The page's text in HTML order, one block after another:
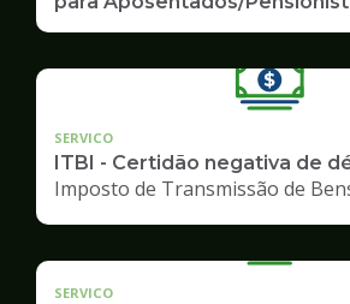
SERVICO
ITBI - Certidão negativa de
Imposto de Transmissão de
SERVICO